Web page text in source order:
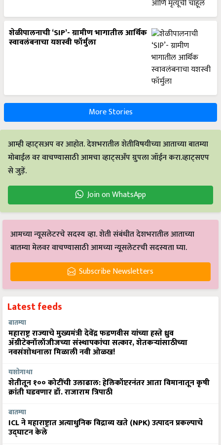
शेळीपालनाची ‘SIP’- ग्रामीण भागातील आर्थिक
स्वावलंबनाचा यशस्वी फॉर्मुला
More Stories
आम्ही व्हाट्सअप वर आहोत. देशभरातील शेतीविषयीच्या आताच्या बातम्या
मोबाईल वर वाचण्यासाठी आमचा व्हाट्सअँप ग्रुपला जॉईन करा.व्हाट्सएप
से जुड़ें.
Join on WhatsApp
आमच्या न्यूसलेटरचे सदस्य व्हा. शेती संबंधीत देशभरातील आताच्या
बातम्या मेलवर वाचण्यासाठी आमच्या न्यूसलेटरची सदस्यता घ्या.
Subscribe Newsletters
Latest feeds
बातम्या
महाराष्ट्र राज्याचे मुख्यमंत्री देवेंद्र फडणवीस यांच्या हस्ते ध्रुव
ॲग्रीटेक्नॉलॉजीजच्या संस्थापकांचा सत्कार, शेतकऱ्यांसाठीच्या
नवसंशोधनाला मिळाली नवी ओळख!
यशोगाथा
शेतीतून १०० कोटींची उलाढाल: हेलिकॉप्टरनंतर आता विमानातून कृषी
क्रांती घडवणार डॉ. राजाराम त्रिपाठी
बातम्या
ICL ने महाराष्ट्रात अत्याधुनिक विद्राव्य खते (NPK) उत्पादन प्रकल्पाचे
उद्घाटन केले